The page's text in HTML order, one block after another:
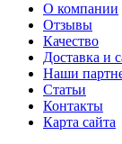
О компании
Отзывы
Качество
Доставка и
Наши
Статьи
Контакты
Карта сайта